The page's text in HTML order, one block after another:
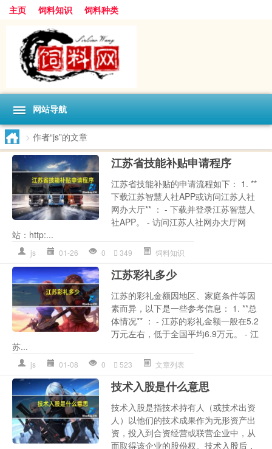
主页 饲料知识 饲料种类
网站导航
> 作者“js”的文章
江苏省技能补贴申请程序
江苏省技能补贴的申请流程如下： 1. **
下载江苏智慧人社APP或访问江苏人社
网办大厅** ： - 下载并登录江苏智慧人
社APP。 - 访问江苏人社网办大厅网
站：http:...
js 01-26 0 349 饲料知识
江苏彩礼多少
江苏的彩礼金额因地区、家庭条件等因
素而异，以下是一些参考信息： 1. **总
体情况** ： - 江苏的彩礼金额一般在5.2
万元左右，低于全国平均6.9万元。 - 江
苏...
js 01-08 0 523 文章列表
技术入股是什么意思
技术入股是指技术持有人（或技术出资
人）以他们的技术成果作为无形资产出
资，投入到合资经营或联营企业中，从
而取得该企业的股份权。技术入股后，